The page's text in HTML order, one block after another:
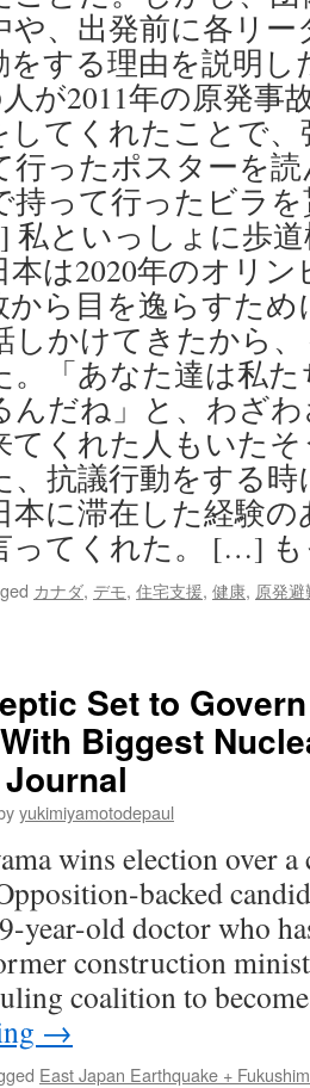
や、出発前に各リー
をする理由を説明し
人が2011年の原発事
してくれたことで
行ったポスターを
持って行ったビラ
私といっしょに歩
本は2020年のオリ
から目を逸らすた
しかけてきたから
。「あなた達は私
んだね」と、わざ
てくれた人もいた
、抗議行動をする
本に滞在した経験
ってくれた。 […]
カナダ, デモ, 住宅支援, 健康, 原発
Set to
Biggest
yukimiyamotodepaul
wins election over a
backed
year-old doctor who
construction
coalition to
→
East Japan Earthquake +